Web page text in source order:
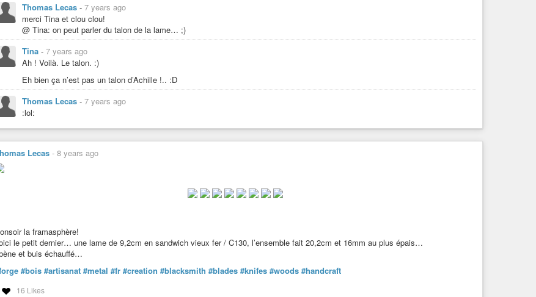
Thomas Lecas - 7 years ago
merci Tina et clou clou!
@ Tina: on peut parler du talon de la lame… ;)
Tina - 7 years ago
Ah ! Voilà. Le talon. :)
Eh bien ça n’est pas un talon d’Achille !.. :D
Thomas Lecas - 7 years ago
:lol:
Lecas - 8 years ago
la framasphère!
le petit dernier… une lame de 9,2cm en sandwich vieux fer / C130, l’ensemble fait 20,2cm et 16mm au plus épais…
et buis échauffé…
#bois #artisanat #metal #fr #creation #blacksmith #blades #knifes #woods #handcraft
16 Likes